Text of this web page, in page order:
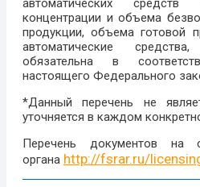
автоматических
концентрации и объема
продукции, объема готовой
автоматические
обязательна в
настоящего Федерального
*Данный перечень не
уточняется в каждом
Перечень документов на
органа http://fsrar.ru/